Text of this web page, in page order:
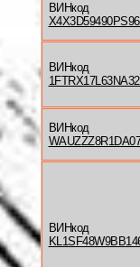
ВИНкод
ВИНкод
ВИНкод
ВИНкод